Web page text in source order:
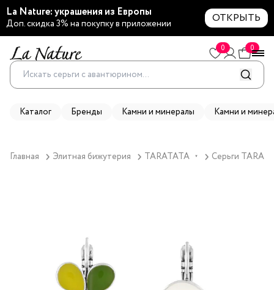
La Nature: украшения из Европы
Доп. скидка 3% на покупку в приложении ОТКРЫТЬ
0 0
Каталог Бренды Камни и минералы Камни и
Главная Элитная бижутерия TARATATA ▼ Серьги